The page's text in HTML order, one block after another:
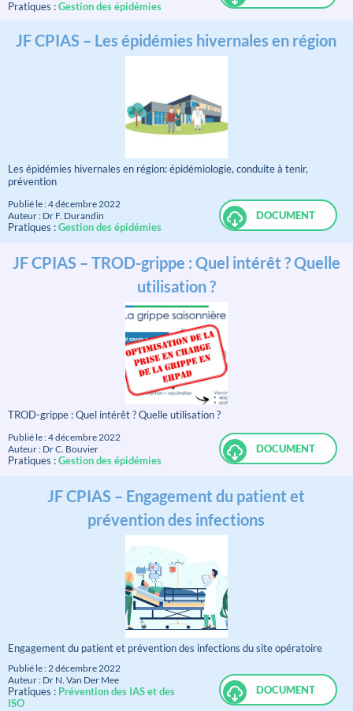
Pratiques :Gestion des épidémies
JF CPIAS – Les épidémies hivernales en région
Les épidémies hivernales en région: épidémiologie, conduite à tenir,
prévention
Publié le : 4 décembre 2022
Auteur : Dr F. Durandin
Pratiques :Gestion des épidémies
DOCUMENT
JF CPIAS – TROD-grippe : Quel intérêt ? Quelle
utilisation ?
TROD-grippe : Quel intérêt ? Quelle utilisation ?
Publié le : 4 décembre 2022
Auteur : Dr C. Bouvier
Pratiques :Gestion des épidémies
DOCUMENT
JF CPIAS – Engagement du patient et
prévention des infections
Engagement du patient et prévention des infections du site opératoire
Publié le : 2 décembre 2022
Auteur : Dr N. Van Der Mee
Pratiques : Prévention des IAS et des
ISO
DOCUMENT